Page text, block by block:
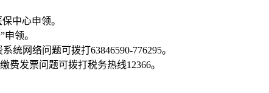
中心申领。
领。
系统网络问题可拨打63846590-776295。
费发票问题可拨打税务热线12366。